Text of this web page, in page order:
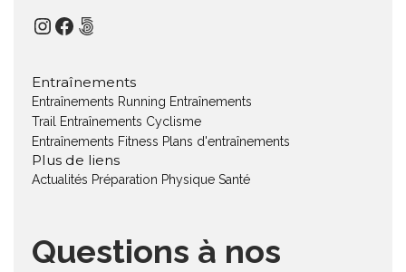
Instagram
Facebook
500px
Entraînements
Entraînements Running Entraînements
Trail
Entraînements Cyclisme
Entraînements Fitness Plans d'entraînements
Plus de liens
Actualités Préparation Physique Santé
Questions à nos